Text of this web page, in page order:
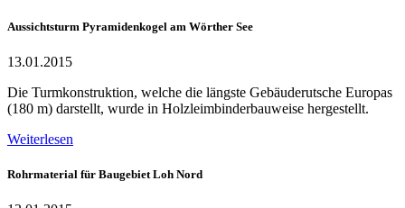
Aussichtsturm Pyramidenkogel am Wörther See
13.01.2015
Die Turmkonstruktion, welche die längste Gebäuderutsche Europas
(180 m) darstellt, wurde in Holzleimbinderbauweise hergestellt.
Weiterlesen
Rohrmaterial für Baugebiet Loh Nord